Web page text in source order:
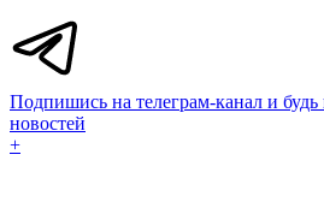
Подпишись на телеграм-канал и будь
новостей
+